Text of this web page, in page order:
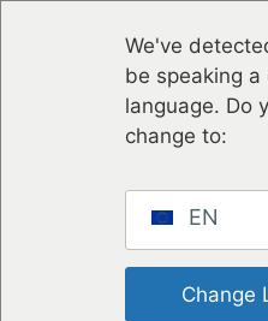
We've
be speaking
language. Do
change to:
EN
Change